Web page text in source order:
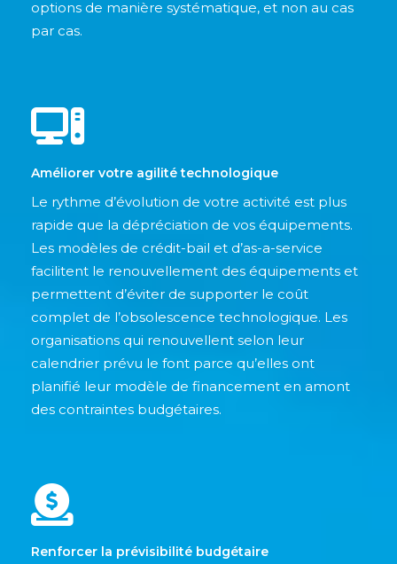
options de manière systématique, et non au cas
par cas.
Améliorer votre agilité technologique
Le rythme d’évolution de votre activité est plus
rapide que la dépréciation de vos équipements.
Les modèles de crédit-bail et d’as-a-service
facilitent le renouvellement des équipements et
permettent d’éviter de supporter le coût
complet de l’obsolescence technologique. Les
organisations qui renouvellent selon leur
calendrier prévu le font parce qu’elles ont
planifié leur modèle de financement en amont
des contraintes budgétaires.
Renforcer la prévisibilité budgétaire